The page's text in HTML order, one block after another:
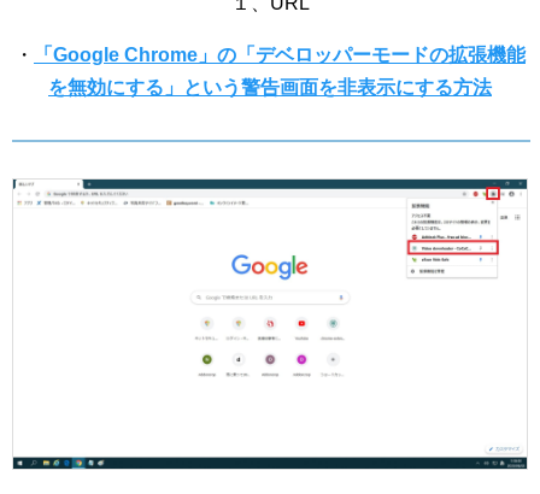
・
「Google Chrome」の「デベロッパーモードの拡張機能
を無効にする」という警告画面を非表示にする方法